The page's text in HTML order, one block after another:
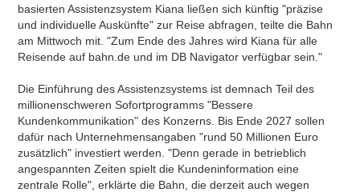
basierten Assistenzsystem Kiana ließen sich künftig "präzise
und individuelle Auskünfte" zur Reise abfragen, teilte die Bahn
am Mittwoch mit. "Zum Ende des Jahres wird Kiana für alle
Reisende auf bahn.de und im DB Navigator verfügbar sein."
Die Einführung des Assistenzsystems ist demnach Teil des
millionenschweren Sofortprogramms "Bessere
Kundenkommunikation" des Konzerns. Bis Ende 2027 sollen
dafür nach Unternehmensangaben "rund 50 Millionen Euro
zusätzlich" investiert werden. "Denn gerade in betrieblich
angespannten Zeiten spielt die Kundeninformation eine
zentrale Rolle", erklärte die Bahn, die derzeit auch wegen